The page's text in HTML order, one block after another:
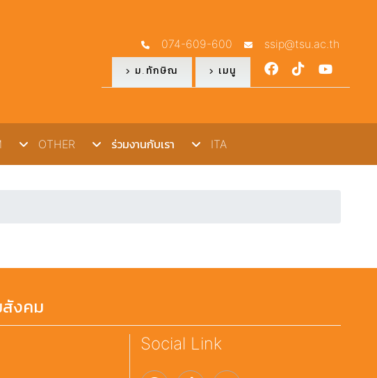
074-609-600 ssip@tsu.ac.th
ม.ทักษิณ เมนู
OTHER ร่วมงานกับเรา ITA
สังคม
Social Link